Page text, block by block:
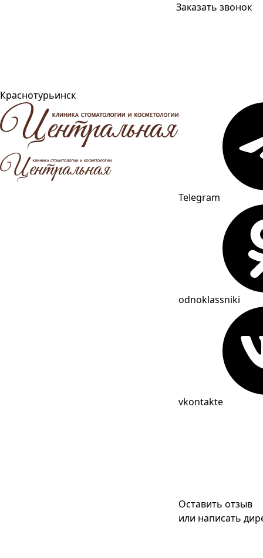
Краснотурьинск
Заказать звонок
Telegram
odnoklassniki
vkontakte
Оставить отзыв
или написать